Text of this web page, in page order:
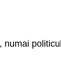
numai